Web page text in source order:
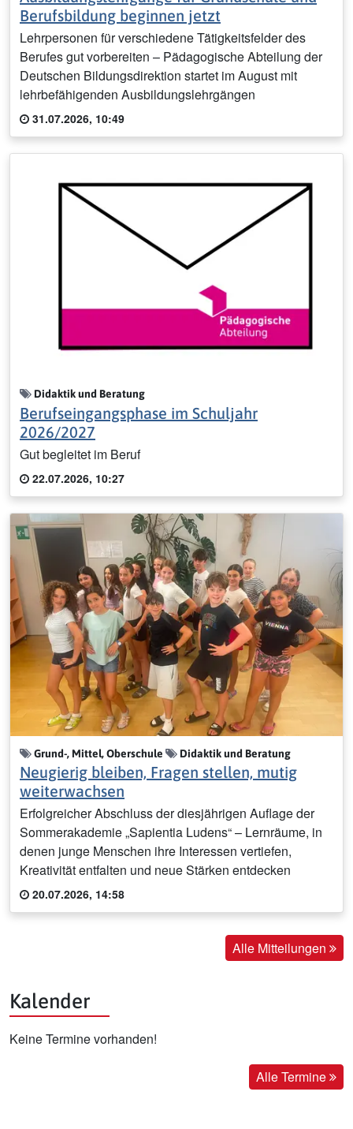
Berufsbildung beginnen jetzt
Lehrpersonen für verschiedene Tätigkeitsfelder des
Berufes gut vorbereiten – Pädagogische Abteilung der
Deutschen Bildungsdirektion startet im August mit
lehrbefähigenden Ausbildungslehrgängen
31.07.2026, 10:49
Didaktik und Beratung
Berufseingangsphase im Schuljahr
2026/2027
Gut begleitet im Beruf
22.07.2026, 10:27
Grund-, Mittel, Oberschule Didaktik und Beratung
Neugierig bleiben, Fragen stellen, mutig
weiterwachsen
Erfolgreicher Abschluss der diesjährigen Auflage der
Sommerakademie „Sapientia Ludens“ – Lernräume, in
denen junge Menschen ihre Interessen vertiefen,
Kreativität entfalten und neue Stärken entdecken
20.07.2026, 14:58
Alle Mitteilungen
Kalender
Keine Termine vorhanden!
Alle Termine